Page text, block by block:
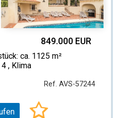
849.000 EUR
ca. 1125 m²
, Klima
Ref. AVS-57244